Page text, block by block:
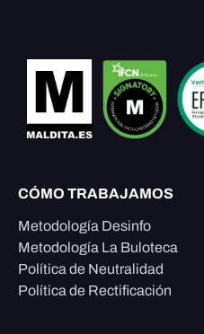
CÓMO TRABAJAMOS
Metodología Desinfo
Metodología La Buloteca
Política de Neutralidad
Política de Rectificación